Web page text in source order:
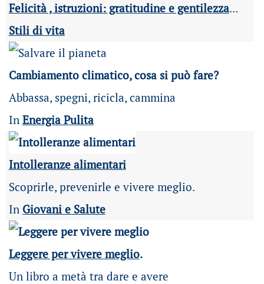
Felicità , istruzioni: gratitudine e gentilezza...
Stili di vita
Cambiamento climatico, cosa si può fare?
Abbassa, spegni, ricicla, cammina
In Energia Pulita
Intolleranze alimentari
Scoprirle, prevenirle e vivere meglio.
In Giovani e Salute
Leggere per vivere meglio.
Un libro a metà tra dare e avere